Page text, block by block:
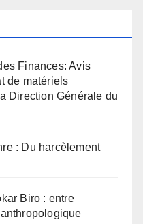
Finances: Avis
de matériels
Direction Générale du
: Du harcèlement
Biro : entre